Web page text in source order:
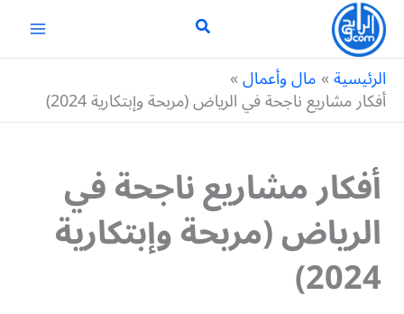
تخطي
المحتوى
الرئيسية مال وأعمال
أفكار مشاريع ناجحة في الرياض (مربحة وإبتكارية 2024)
أفكار مشاريع ناجحة في
الرياض (مربحة وإبتكارية
2024)